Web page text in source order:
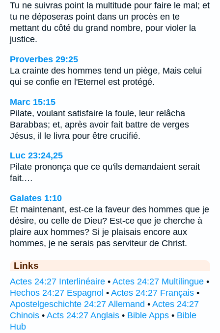
Tu ne suivras point la multitude pour faire le mal; et
tu ne déposeras point dans un procès en te
mettant du côté du grand nombre, pour violer la
justice.
Proverbes 29:25
La crainte des hommes tend un piège, Mais celui
qui se confie en l'Eternel est protégé.
Marc 15:15
Pilate, voulant satisfaire la foule, leur relâcha
Barabbas; et, après avoir fait battre de verges
Jésus, il le livra pour être crucifié.
Luc 23:24,25
Pilate prononça que ce qu'ils demandaient serait
fait.…
Galates 1:10
Et maintenant, est-ce la faveur des hommes que je
désire, ou celle de Dieu? Est-ce que je cherche à
plaire aux hommes? Si je plaisais encore aux
hommes, je ne serais pas serviteur de Christ.
Links
Actes 24:27 Interlinéaire • Actes 24:27 Multilingue •
Hechos 24:27 Espagnol • Actes 24:27 Français •
Apostelgeschichte 24:27 Allemand • Actes 24:27
Chinois • Acts 24:27 Anglais • Bible Apps • Bible
Hub